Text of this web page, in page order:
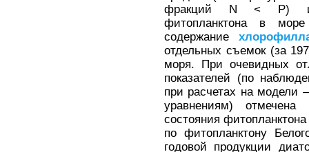
фракций N < P) и
фитопланктона в
содержание
отдельных съемок (за
моря. При очевидных
показателей (по
при расчетах на модели
уравнениям) отмечена
состояния
по фитопланктону
годовой продукции